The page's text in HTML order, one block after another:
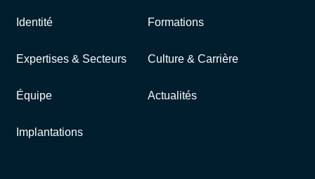
Identité Formations
Expertises & Secteurs Culture & Carrière
Équipe Actualités
Implantations